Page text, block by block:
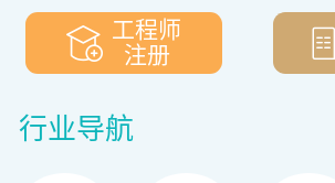
工程师
注册
行业导航